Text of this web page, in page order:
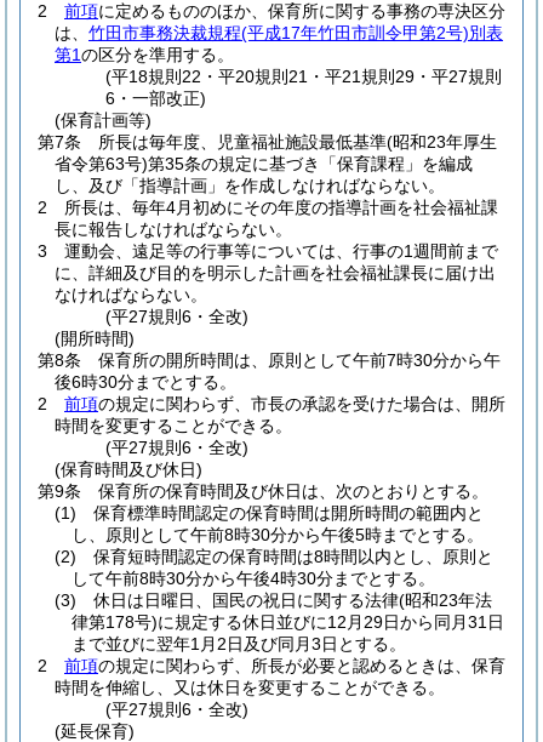
2
前項に定めるもののほか、保育所に関する事務の専決区分
は、 竹田市事務決裁規程(平成17年竹田市訓令甲第2号)別表
第1の区分を準用する。
(平18規則22・平20規則21・平21規則29・平27規則
6・一部改正)
(保育計画等)
第7条
所長は毎年度、児童福祉施設最低基準(昭和23年厚生
省令第63号)第35条の規定に基づき「保育課程」を編成
し、及び「指導計画」を作成しなければならない。
2
所長は、毎年4月初めにその年度の指導計画を社会福祉課
長に報告しなければならない。
3
運動会、遠足等の行事等については、行事の1週間前まで
に、詳細及び目的を明示した計画を社会福祉課長に届け出
なければならない。
(平27規則6・全改)
(開所時間)
第8条
保育所の開所時間は、原則として午前7時30分から午
後6時30分までとする。
2
前項の規定に関わらず、市長の承認を受けた場合は、開所
時間を変更することができる。
(平27規則6・全改)
(保育時間及び休日)
第9条
保育所の保育時間及び休日は、次のとおりとする。
(1)
保育標準時間認定の保育時間は開所時間の範囲内と
し、原則として午前8時30分から午後5時までとする。
(2)
保育短時間認定の保育時間は8時間以内とし、原則と
して午前8時30分から午後4時30分までとする。
(3)
休日は日曜日、国民の祝日に関する法律(昭和23年法
律第178号)に規定する休日並びに12月29日から同月31日
まで並びに翌年1月2日及び同月3日とする。
2
前項の規定に関わらず、所長が必要と認めるときは、保育
時間を伸縮し、又は休日を変更することができる。
(平27規則6・全改)
(延長保育)